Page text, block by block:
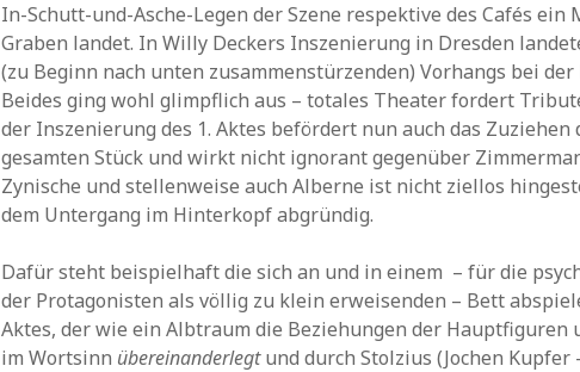
In-Schutt-und-Asche-Legen der Szene respektive des Cafés
Graben landet. In Willy Deckers Inszenierung in Dresden
(zu Beginn nach unten zusammenstürzenden) Vorhangs bei
Beides ging wohl glimpflich aus – totales Theater fordert
der Inszenierung des 1. Aktes befördert nun auch das Zuziehen
gesamten Stück und wirkt nicht ignorant gegenüber
Zynische und stellenweise auch Alberne ist nicht ziellos
dem Untergang im Hinterkopf abgründig.
Dafür steht beispielhaft die sich an und in einem – für die
der Protagonisten als völlig zu klein erweisenden – Bett
Aktes, der wie ein Albtraum die Beziehungen der
im Wortsinn übereinanderlegtund durch Stolzius (Jochen Kupfer